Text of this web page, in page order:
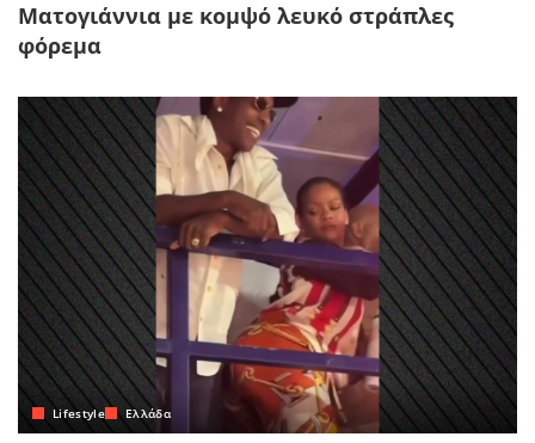
Ματογιάννια με κομψό λευκό στράπλες
φόρεμα
Lifestyle Ελλάδα